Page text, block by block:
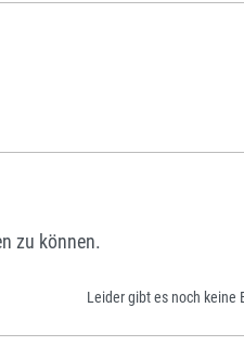
zu können.
Leider gibt es noch keine